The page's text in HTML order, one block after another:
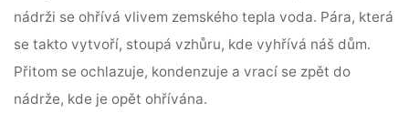
nádrži se ohřívá vlivem zemského tepla voda. Pára, která
se takto vytvoří, stoupá vzhůru, kde vyhřívá náš dům.
Přitom se ochlazuje, kondenzuje a vrací se zpět do
nádrže, kde je opět ohřívána.